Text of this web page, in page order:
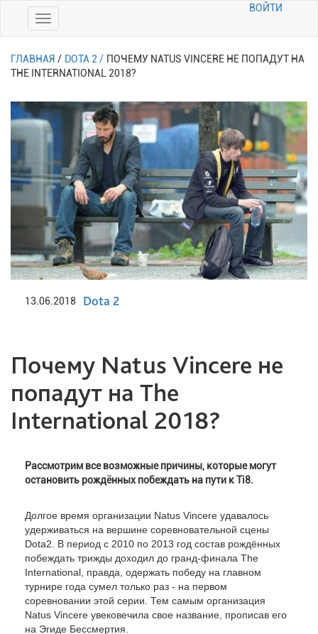
ВОЙТИ
ГЛАВНАЯ / DOTA 2 / ПОЧЕМУ NATUS VINCERE НЕ ПОПАДУТ НА
THE INTERNATIONAL 2018?
13.06.2018 Dota 2
Почему Natus Vincere не
попадут на The
International 2018?
Рассмотрим все возможные причины, которые могут
остановить рождённых побеждать на пути к Ti8.
Долгое время организации Natus Vincere удавалось
удерживаться на вершине соревновательной сцены
Dota2. В период с 2010 по 2013 год состав рождённых
побеждать трижды доходил до гранд-финала The
International, правда, одержать победу на главном
турнире года сумел только раз - на первом
соревновании этой серии. Тем самым организация
Natus Vincere увековечила свое название, прописав его
на Эгиде Бессмертия.